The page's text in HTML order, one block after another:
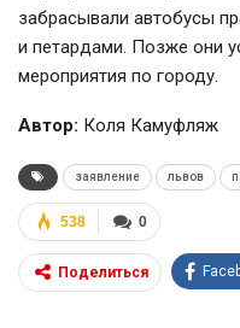
забрасывали автобусы
и петардами. Позже они
мероприятия по городу.
Автор: Коля Камуфляж
заявление львов
0
538
Поделиться